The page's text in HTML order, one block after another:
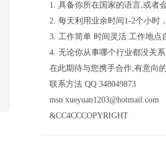
1. 具备你所在国家的语言,或者
2. 每天利用业余时间1-2个小时
3. 工作简单 时间灵活 工作地点
4. 无论你从事哪个行业都没关
在此期待与您携手合作,有意向
联系方法 QQ 348049873
msn xueyuan1203@hotmail.com
&CC4CCCOPYRIGHT